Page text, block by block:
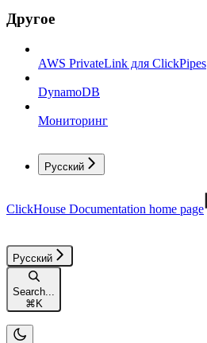
Другое
AWS PrivateLink для ClickPipes
DynamoDB
Мониторинг
Русский
ClickHouse Documentation home page
Русский
Search...
⌘ K